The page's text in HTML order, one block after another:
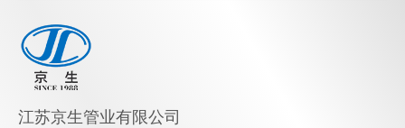
江苏京生管业有限公司